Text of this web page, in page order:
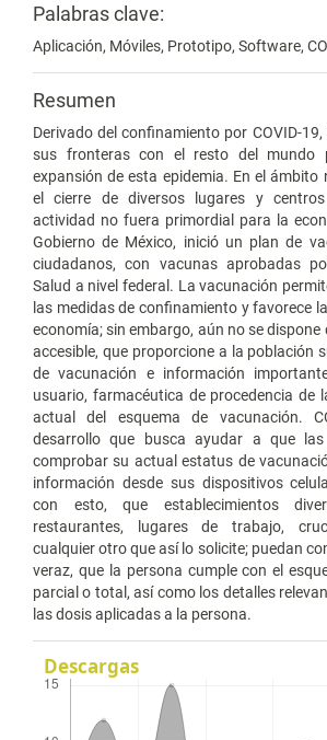
Palabras clave:
Aplicación, Móviles, Prototipo, Software,
Resumen
Derivado del confinamiento por COVID-
sus fronteras con el resto del mundo
expansión de esta epidemia. En el ámbito
el cierre de diversos lugares y
actividad no fuera primordial para la
Gobierno de México, inició un plan de
ciudadanos, con vacunas aprobadas
Salud a nivel federal. La vacunación
las medidas de confinamiento y favorece
economía; sin embargo, aún no se dispone
accesible, que proporcione a la población
de vacunación e información
usuario, farmacéutica de procedencia de
actual del esquema de vacunación.
desarrollo que busca ayudar a que las
comprobar su actual estatus de
información desde sus dispositivos
con esto, que establecimientos
restaurantes, lugares de trabajo,
cualquier otro que así lo solicite; puedan
veraz, que la persona cumple con el
parcial o total, así como los detalles
las dosis aplicadas a la persona.
Descargas